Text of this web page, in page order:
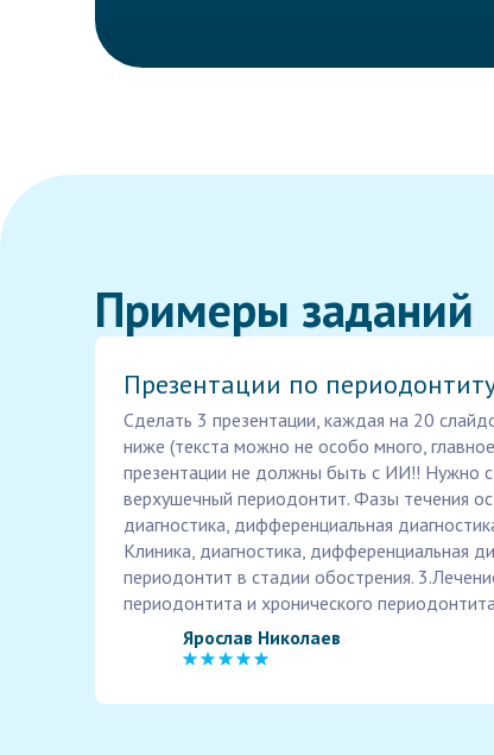
Примеры заданий
Презентации по
Сделать 3 презентации, каждая на 20
ниже (текста можно не особо много,
презентации не должны быть с ИИ!! Нужно
верхушечный периодонтит. Фазы течения
диагностика, дифференциальная
Клиника, диагностика, дифференциальная
периодонтит в стадии обострения.
периодонтита и хронического
Ярослав Николаев